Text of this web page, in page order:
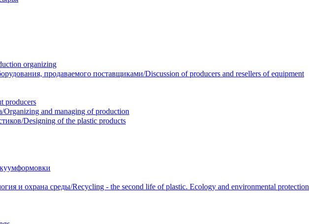
organizing
продаваемого поставщиками/Discussion of producers and resellers of equipment
producers
and managing of production
Designing of the plastic products
и охрана среды/Recycling - the second life of plastic. Ecology and environmental protection